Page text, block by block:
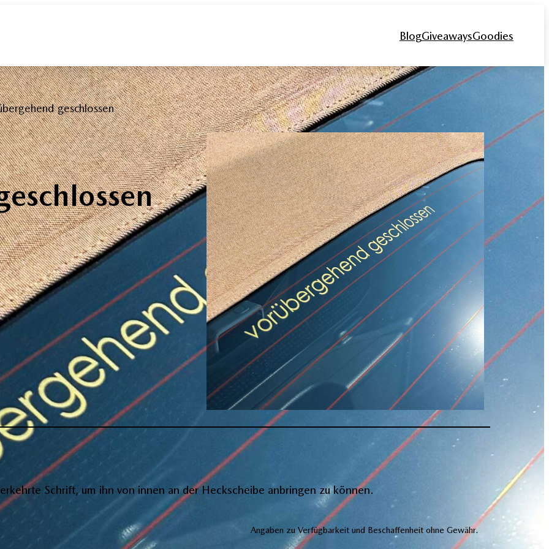
BlogGiveawaysGoodies
geschlossen
Schrift, um ihn von innen an der Heckscheibe anbringen zu können.
Angaben zu Verfügbarkeit und Beschaffenheit ohne Gewähr.